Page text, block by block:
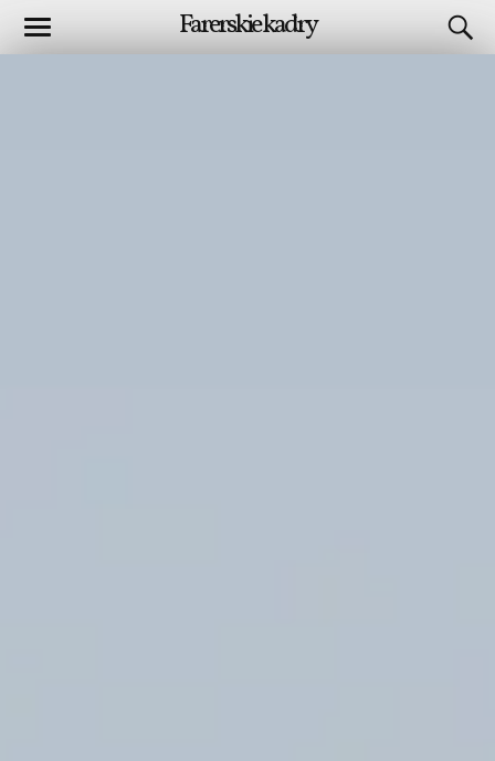
Farerskie kadry